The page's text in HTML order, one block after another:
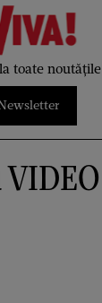
toate noutățile